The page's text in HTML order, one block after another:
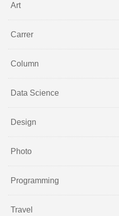
Art
Carrer
Column
Data Science
Design
Photo
Programming
Travel